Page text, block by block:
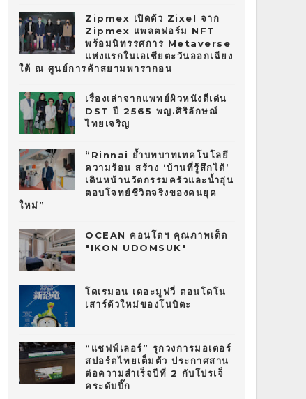
Zipmex เปิดตัว Zixel จาก
Zipmex แพลตฟอร์ม NFT
พร้อมนิทรรศการ Metaverse
แห่งแรกในเอเชียตะวันออกเฉียง
ใต้ ณ ศูนย์การค้าสยามพารากอน
เรื่องเล่าจากแพทย์ผิวหนังดีเด่น
DST ปี 2565 พญ.ศิริลักษณ์
ไทยเจริญ
“Rinnai ย้ำบทบาทเทคโนโลยี
ความร้อน สร้าง ‘บ้านที่รู้สึกได้’
เดินหน้านวัตกรรมครัวและน้ำอุ่น
ตอบโจทย์ชีวิตจริงของคนยุค
ใหม่”
OCEAN คอนโดฯ คุณภาพเด็ด
"IKON UDOMSUK"
โดเรมอน เดอะมูฟวี่ ตอนโดโน
เสาร์ตัวใหม่ของโนบิตะ
“แชฟฟ์เลอร์” รุกวงการมอเตอร์
สปอร์ตไทยเต็มตัว ประกาศสาน
ต่อความสำเร็จปีที่ 2 กับโปรเจ็
คระดับบิ๊ก